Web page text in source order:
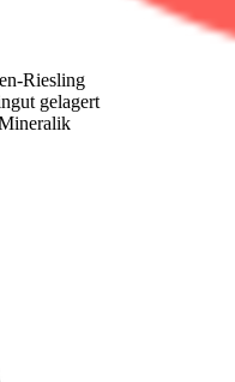
Riesling
gelagert